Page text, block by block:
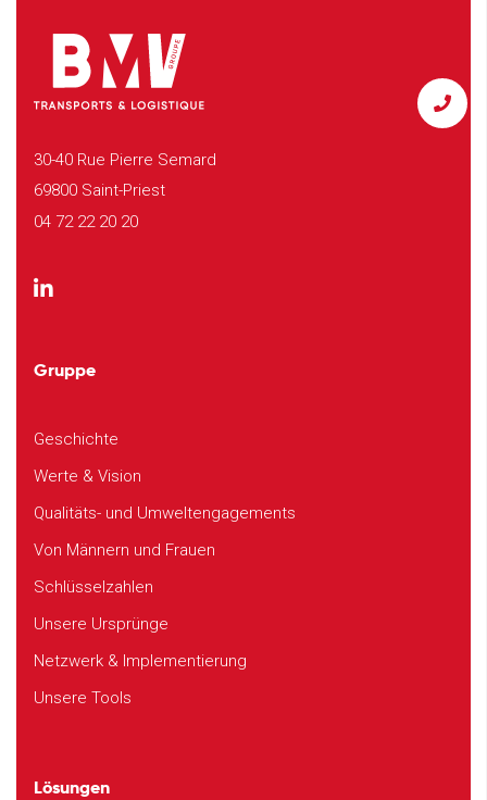
30-40 Rue Pierre Semard
69800 Saint-Priest
04 72 22 20 20
Gruppe
Geschichte
Werte & Vision
Qualitäts- und Umweltengagements
Von Männern und Frauen
Schlüsselzahlen
Unsere Ursprünge
Netzwerk & Implementierung
Unsere Tools
Lösungen